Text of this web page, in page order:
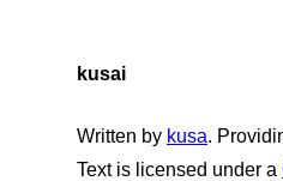
kusai
Written by kusa.
Text is licensed under a